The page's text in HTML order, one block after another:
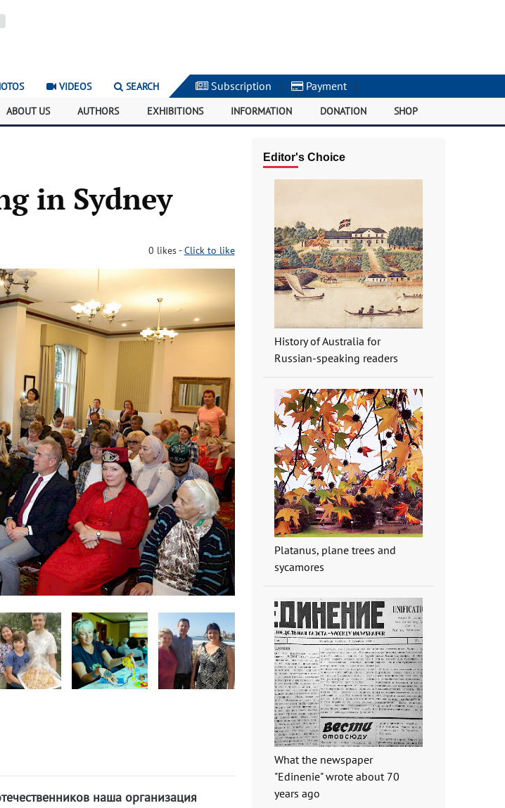
VIDEOS SEARCH Subscription | Payment |
ABOUT US AUTHORS EXHIBITIONS INFORMATION DONATION SHOP
in Sydney
0 likes-Click to like
наша организация
Editor's Choice
History of Australia for
Russian-speaking readers
Platanus, plane trees and
sycamores
What the newspaper
"Edinenie" wrote about 70
years ago